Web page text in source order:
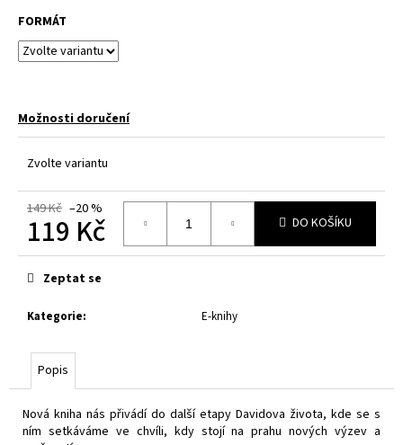
FORMÁT
Možnosti doručení
Zvolte variantu
149 Kč –20 %
119 Kč
Měrná
cena:
DO KOŠÍKU
Kategorie: E-knihy
Zeptat se
Popis
Nová kniha nás přivádí do další etapy Davidova života, kde se s
ním setkáváme ve chvíli, kdy stojí na prahu nových výzev a